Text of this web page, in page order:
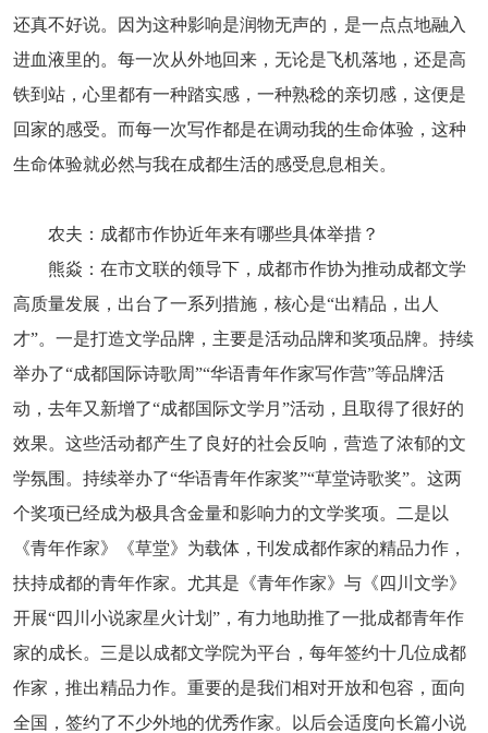
还真不好说。因为这种影响是润物无声的，是一点点地融入
进血液里的。每一次从外地回来，无论是飞机落地，还是高
铁到站，心里都有一种踏实感，一种熟稔的亲切感，这便是
回家的感受。而每一次写作都是在调动我的生命体验，这种
生命体验就必然与我在成都生活的感受息息相关。
农夫：成都市作协近年来有哪些具体举措？
熊焱：在市文联的领导下，成都市作协为推动成都文学
高质量发展，出台了一系列措施，核心是“出精品，出人
才”。一是打造文学品牌，主要是活动品牌和奖项品牌。持续
举办了“成都国际诗歌周”“华语青年作家写作营”等品牌活
动，去年又新增了“成都国际文学月”活动，且取得了很好的
效果。这些活动都产生了良好的社会反响，营造了浓郁的文
学氛围。持续举办了“华语青年作家奖”“草堂诗歌奖”。这两
个奖项已经成为极具含金量和影响力的文学奖项。二是以
《青年作家》《草堂》为载体，刊发成都作家的精品力作，
扶持成都的青年作家。尤其是《青年作家》与《四川文学》
开展“四川小说家星火计划”，有力地助推了一批成都青年作
家的成长。三是以成都文学院为平台，每年签约十几位成都
作家，推出精品力作。重要的是我们相对开放和包容，面向
全国，签约了不少外地的优秀作家。以后会适度向长篇小说